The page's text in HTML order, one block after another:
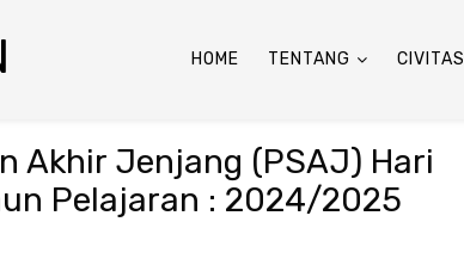
HOME TENTANG CIVITAS
Akhir Jenjang (PSAJ) Hari
Pelajaran : 2024/2025